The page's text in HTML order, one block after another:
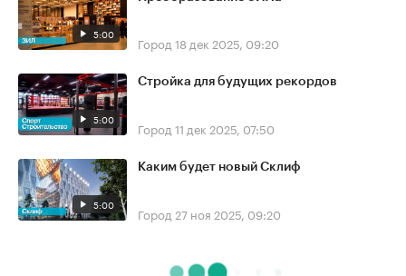
5:00 Город 18 дек 2025, 09:20
5:00
Стройка для будущих рекордов
Город 11 дек 2025, 07:50
5:00
Каким будет новый Склиф
Город 27 ноя 2025, 09:20